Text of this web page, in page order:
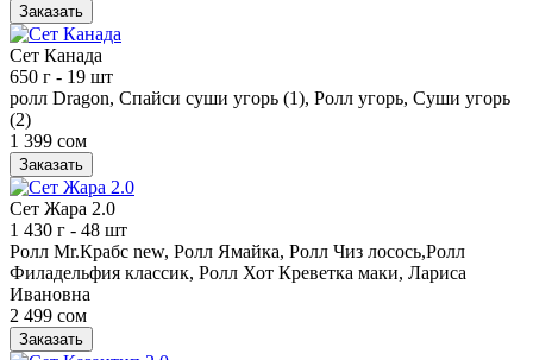
Заказать
Сет Канада
650 г - 19 шт
ролл Dragon, Спайси суши угорь (1), Ролл угорь, Суши угорь
(2)
1 399 сом
Заказать
Сет Жара 2.0
1 430 г - 48 шт
Ролл Mr.Крабс new, Ролл Ямайка, Ролл Чиз лосось,Ролл
Филадельфия классик, Ролл Хот Креветка маки, Лариса
Ивановна
2 499 сом
Заказать